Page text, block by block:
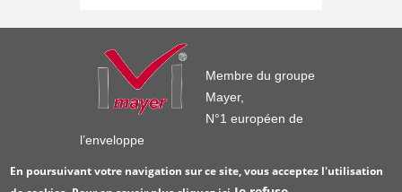
Membre du groupe
Mayer,
N°1 européen de
l’enveloppe
En poursuivant votre navigation sur ce site, vous acceptez l'utilisation